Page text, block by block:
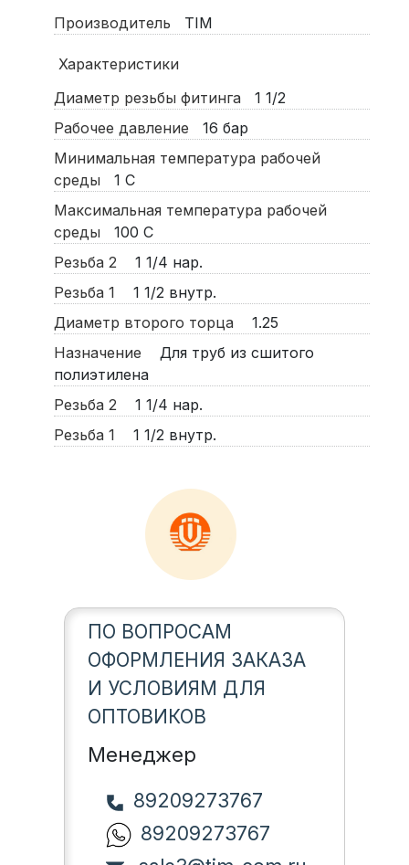
Производитель
TIM
Характеристики
Диаметр резьбы фитинга
1 1/2
Рабочее давление
16 бар
Минимальная температура рабочей
среды
1 С
Максимальная температура рабочей
среды
100 С
Резьба 2
1 1/4 нар.
Резьба 1
1 1/2 внутр.
Диаметр второго торца
1.25
Назначение
Для труб из сшитого
полиэтилена
Резьба 2
1 1/4 нар.
Резьба 1
1 1/2 внутр.
ПО ВОПРОСАМ
ОФОРМЛЕНИЯ ЗАКАЗА
И УСЛОВИЯМ ДЛЯ
ОПТОВИКОВ
Менеджер
89209273767
89209273767